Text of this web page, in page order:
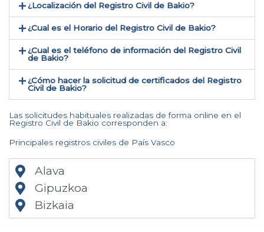
¿Localización del Registro Civil de Bakio​?
¿Cual es el Horario del Registro Civil de Bakio?
¿Cual es el teléfono de información del Registro Civil
de Bakio​?
¿Cómo hacer la solicitud de certificados del Registro
Civil de Bakio​?
Las solicitudes habituales realizadas de forma online en el
Registro Civil de Bakio corresponden a:
Principales registros civiles de País Vasco
Alava
Gipuzkoa
Bizkaia